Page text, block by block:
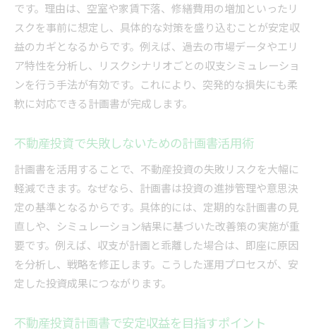
不動産事業計画書エクセルテンプレートの活用
法
不動産投資計画書作成でテンプレートが役立つ
場面
不動産事業計画書無料テンプレートで効率化
不動産収支計画書エクセル無料活用のメリット
不動産投資に役立つ収支表エクセル管理術
不動産投資計画書と収支シミュレーションの結
びつき
不動産投資のための収支計画書作成の流れ
不動産収支計画書エクセルで数字の見える化を
実現
不動産投資計画書で効率的な資金管理を目指す
節税と資産形成に役立つ不動産計画書の工夫
です。理由は、空室や家賃下落、修繕費用の増加といったリ
スクを事前に想定し、具体的な対策を盛り込むことが安定収
益のカギとなるからです。例えば、過去の市場データやエリ
ア特性を分析し、リスクシナリオごとの収支シミュレーショ
ンを行う手法が有効です。これにより、突発的な損失にも柔
軟に対応できる計画書が完成します。
不動産投資で失敗しないための計画書活用術
計画書を活用することで、不動産投資の失敗リスクを大幅に
軽減できます。なぜなら、計画書は投資の進捗管理や意思決
定の基準となるからです。具体的には、定期的な計画書の見
直しや、シミュレーション結果に基づいた改善策の実施が重
要です。例えば、収支が計画と乖離した場合は、即座に原因
を分析し、戦略を修正します。こうした運用プロセスが、安
定した投資成果につながります。
不動産投資計画書で安定収益を目指すポイント